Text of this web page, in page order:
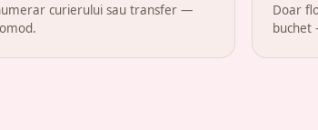
curierului sau transfer —
Doar
buchet